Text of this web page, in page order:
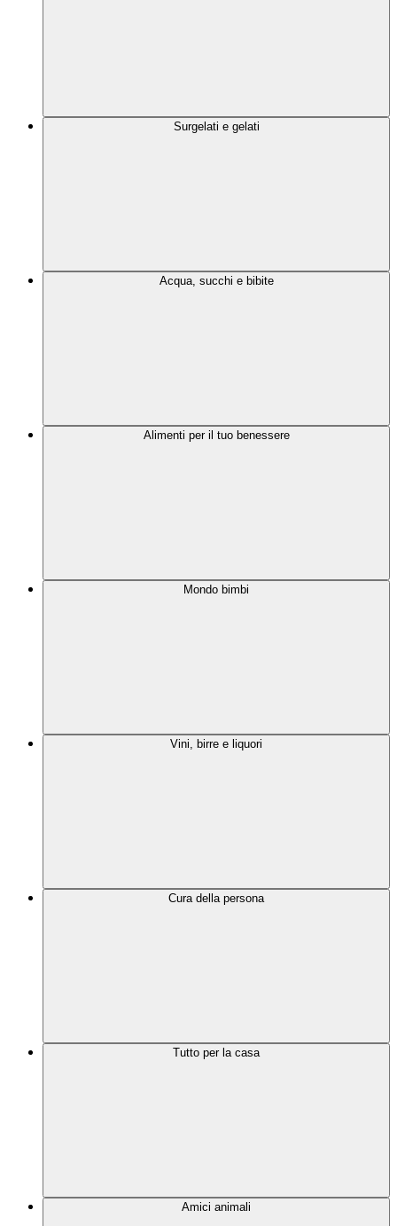
Surgelati e gelati
Acqua, succhi e bibite
Alimenti per il tuo benessere
Mondo bimbi
Vini, birre e liquori
Cura della persona
Tutto per la casa
Amici animali